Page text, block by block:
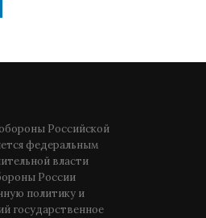
Российской
федеральным
власти
России
политику и
государственное